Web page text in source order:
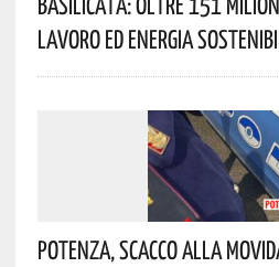
Lavoro Ed Energia
Potenza, Scacco Alla